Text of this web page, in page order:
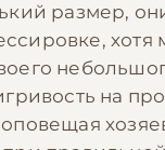
размер,
хотя
на